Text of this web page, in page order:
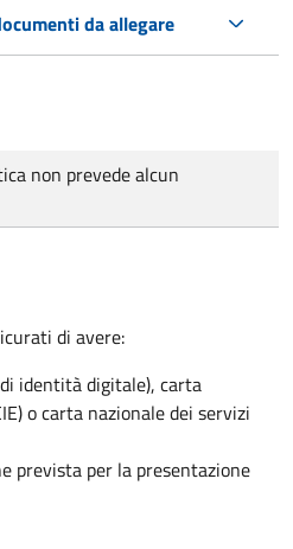
da allegare
non prevede alcun
di avere:
identità digitale), carta
o carta nazionale dei servizi
prevista per la presentazione